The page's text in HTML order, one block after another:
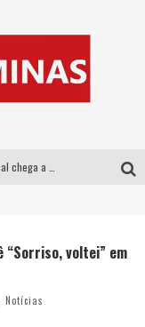
voltei” em
Notícias